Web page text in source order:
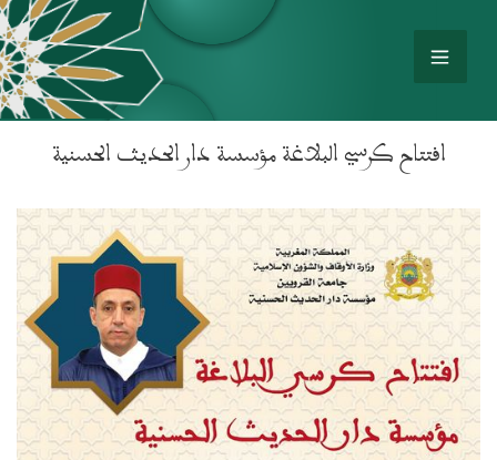
افتتاح كرسي البلاغة مؤسسة دار الحديث الحسنية